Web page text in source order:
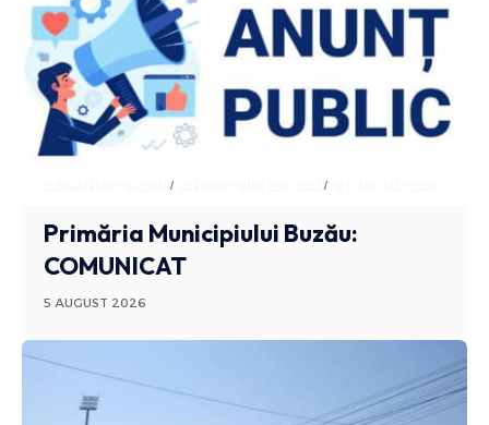
ADMINISTRATIV ANUNTURI BUZAU
Primăria Municipiului Buzău:
COMUNICAT
5 AUGUST 2026